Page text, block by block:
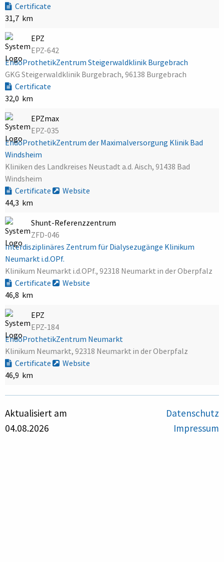
Certificate
31,7 km
EPZ
EPZ-642
EndoProthetikZentrum Steigerwaldklinik Burgebrach
GKG Steigerwaldklinik Burgebrach, 96138 Burgebrach
Certificate
32,0 km
EPZmax
EPZ-035
EndoProthetikZentrum der Maximalversorgung Klinik Bad
Windsheim
Kliniken des Landkreises Neustadt a.d. Aisch, 91438 Bad
Windsheim
Certificate
Website
44,3 km
Shunt-Referenzzentrum
ZFD-046
Interdisziplinäres Zentrum für Dialysezugänge Klinikum
Neumarkt i.d.OPf.
Klinikum Neumarkt i.d.OPf., 92318 Neumarkt in der Oberpfalz
Certificate
Website
46,8 km
EPZ
EPZ-184
EndoProthetikZentrum Neumarkt
Klinikum Neumarkt, 92318 Neumarkt in der Oberpfalz
Certificate
Website
46,9 km
Aktualisiert am
04.08.2026
Datenschutz
Impressum